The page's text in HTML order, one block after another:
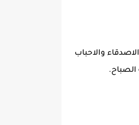
والاحباب
الصباح.